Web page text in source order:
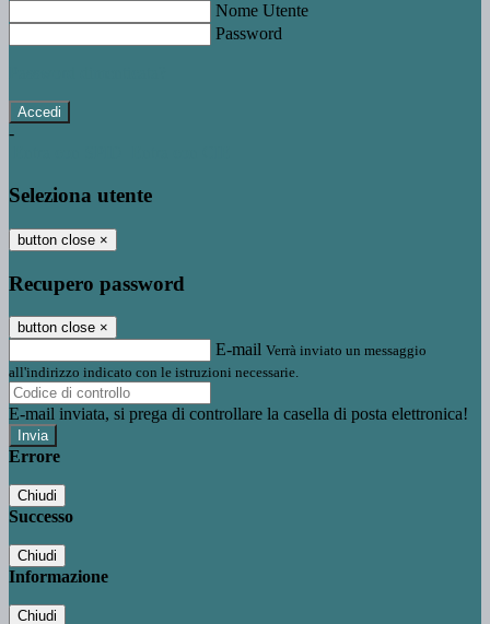
Nome Utente
Password
-
Seleziona utente
button close ×
Recupero password
button close ×
E-mail Verrà inviato un messaggio
all'indirizzo indicato con le istruzioni necessarie.
E-mail inviata, si prega di controllare la casella di posta elettronica!
Errore
Chiudi
Successo
Chiudi
Informazione
Chiudi